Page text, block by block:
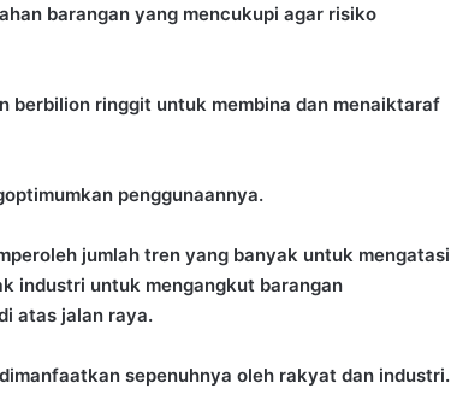
barangan yang mencukupi agar risiko
berbilion ringgit untuk membina dan menaiktaraf
penggunaannya.
jumlah tren yang banyak untuk mengatasi
industri untuk mengangkut barangan
atas jalan raya.
sepenuhnya oleh rakyat dan industri.